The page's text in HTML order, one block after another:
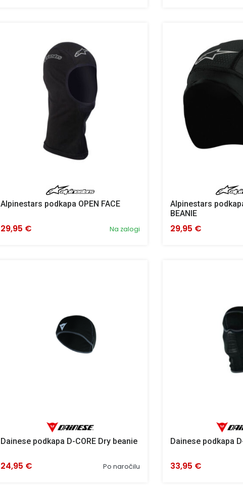
Alpinestars podkapa OPEN FACE
Na zalogi
29,95 €
Alpinestars
BEANIE
29,95 €
Dainese podkapa D-CORE Dry beanie
Po naročilu
24,95 €
Dainese podkapa
33,95 €